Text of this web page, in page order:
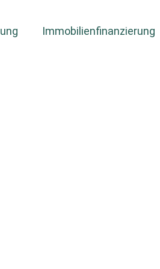
Immobilienfinanzierung